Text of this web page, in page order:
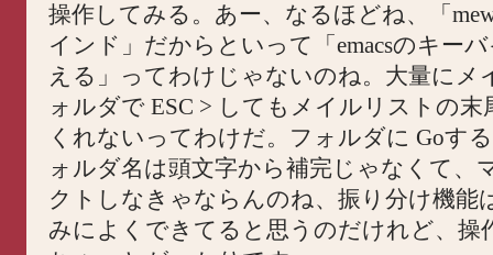
操作してみる。あー、なるほどね、「
インド」だからといって「emacsのキー
える」ってわけじゃないのね。大量にメ
ォルダで ESC > してもメイルリストの末
くれないってわけだ。フォルダに Goす
ォルダ名は頭文字から補完じゃなくて、
クトしなきゃならんのね、振り分け機能
みによくできてると思うのだけれど、操